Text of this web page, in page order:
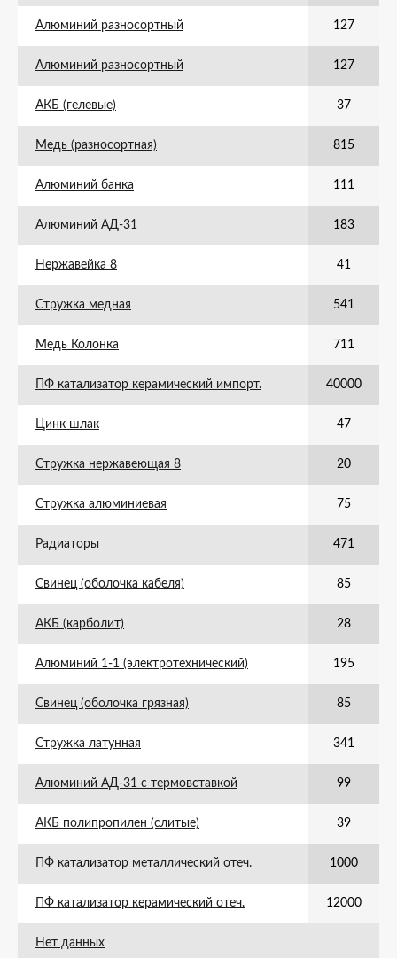
Алюминий разносортный 127
Алюминий разносортный 127
АКБ (гелевые) 37
Медь (разносортная) 815
Алюминий банка 111
Алюминий АД-31 183
Нержавейка 8 41
Стружка медная 541
Медь Колонка 711
ПФ катализатор керамический импорт. 40000
Цинк шлак 47
Стружка нержавеющая 8 20
Стружка алюминиевая 75
Радиаторы 471
Свинец (оболочка кабеля) 85
АКБ (карболит) 28
Алюминий 1-1 (электротехнический) 195
Свинец (оболочка грязная) 85
Стружка латунная 341
Алюминий АД-31 с термовставкой 99
АКБ полипропилен (слитые) 39
ПФ катализатор металлический отеч. 1000
ПФ катализатор керамический отеч. 12000
Нет данных